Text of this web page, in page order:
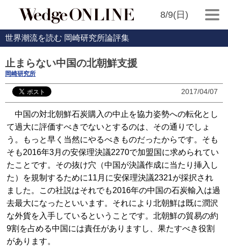
8/9(日)
世界潮流を読む 岡崎研究所論評集
止まらない中国の北朝鮮支援
岡崎研究所
2017/04/07
中国の対北朝鮮石炭購入の中止を協力姿勢への転化とし
て過大に評価すべきでないとするのは、その通りでしょ
う。もっと早く当然にやるべきものだったからです。そも
そも2016年3月の安保理決議2270で加盟国に求められてい
たことです。その抜け穴（中国が決議作成に当たり挿入し
た）を規制するために11月に安保理決議2321が採択され
ました。この社説はそれでも2016年の中国の石炭輸入は過
去最大になったといいます。それにより北朝鮮は既に潤沢
な外貨を入手しているということです。北朝鮮の貿易の約
9割を占める中国には責任がありますし、果たすべき役割
があります。